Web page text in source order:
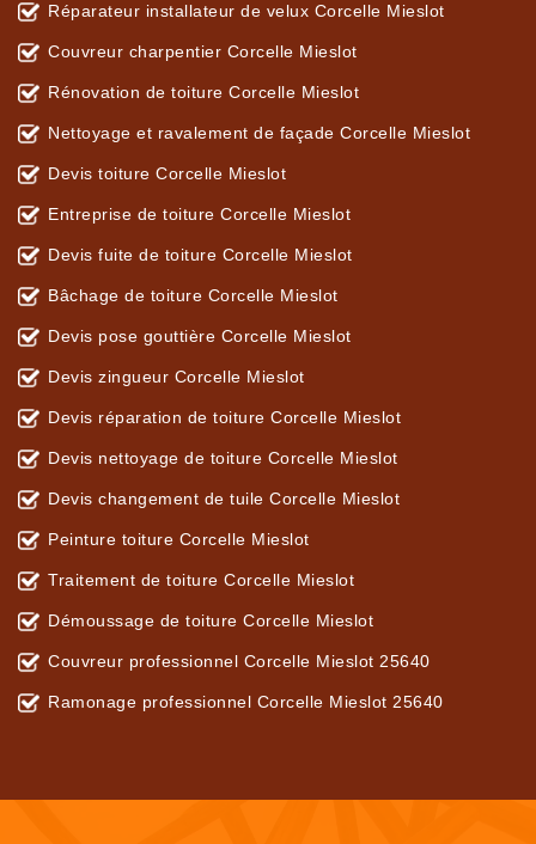
Réparateur installateur de velux Corcelle Mieslot
Couvreur charpentier Corcelle Mieslot
Rénovation de toiture Corcelle Mieslot
Nettoyage et ravalement de façade Corcelle Mieslot
Devis toiture Corcelle Mieslot
Entreprise de toiture Corcelle Mieslot
Devis fuite de toiture Corcelle Mieslot
Bâchage de toiture Corcelle Mieslot
Devis pose gouttière Corcelle Mieslot
Devis zingueur Corcelle Mieslot
Devis réparation de toiture Corcelle Mieslot
Devis nettoyage de toiture Corcelle Mieslot
Devis changement de tuile Corcelle Mieslot
Peinture toiture Corcelle Mieslot
Traitement de toiture Corcelle Mieslot
Démoussage de toiture Corcelle Mieslot
Couvreur professionnel Corcelle Mieslot 25640
Ramonage professionnel Corcelle Mieslot 25640